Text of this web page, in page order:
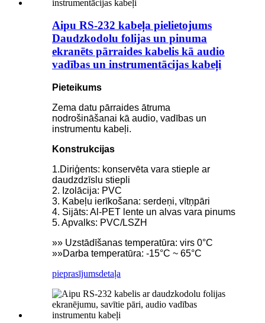
Aipu RS-232 kabeļa pielietojums
Daudzkodolu folijas un pinuma
ekranēts pārraides kabelis kā audio
vadības un instrumentācijas kabeļi
Pieteikums
Zema datu pārraides ātruma
nodrošināšanai kā audio, vadības un
instrumentu kabeļi.
Konstrukcijas
1.Diriģents: konservēta vara stieple ar
daudzdzīslu stiepli
2. Izolācija: PVC
3. Kabeļu ierīkošana: serdeņi, vītņpāri
4. Sijāts: Al-PET lente un alvas vara pinums
5. Apvalks: PVC/LSZH
»» Uzstādīšanas temperatūra: virs 0°C
»»Darba temperatūra: -15°C ~ 65°C
pieprasījumsdetaļa